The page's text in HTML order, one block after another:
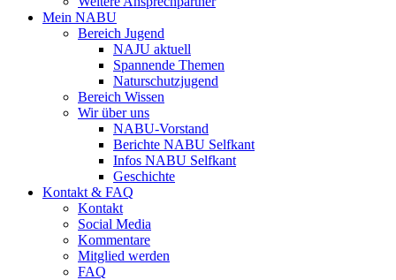
Mein NABU
Bereich Jugend
NAJU aktuell
Spannende Themen
Naturschutzjugend
Bereich Wissen
Wir über uns
NABU-Vorstand
Berichte NABU Selfkant
Infos NABU Selfkant
Geschichte
Kontakt & FAQ
Kontakt
Social Media
Kommentare
Mitglied werden
FAQ